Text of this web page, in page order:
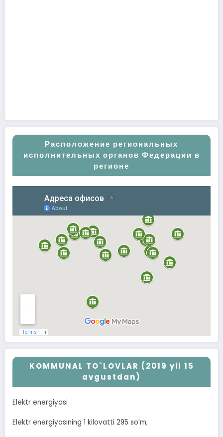
Расположение региональных
исполнительных органов Федерации в
регионе
KOMMUNAL TO`LOVLAR (2019 yil 15
avgustdan)
Elektr energiyasi
Elektr energiyasining 1 kilovatti 295 soʼm;